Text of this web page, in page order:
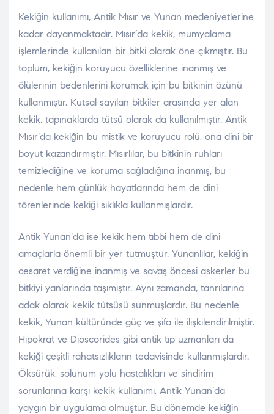
Kekiğin kullanımı, Antik Mısır ve Yunan medeniyetlerine
kadar dayanmaktadır. Mısır’da kekik, mumyalama
işlemlerinde kullanılan bir bitki olarak öne çıkmıştır. Bu
toplum, kekiğin koruyucu özelliklerine inanmış ve
ölülerinin bedenlerini korumak için bu bitkinin özünü
kullanmıştır. Kutsal sayılan bitkiler arasında yer alan
kekik, tapınaklarda tütsü olarak da kullanılmıştır. Antik
Mısır’da kekiğin bu mistik ve koruyucu rolü, ona dini bir
boyut kazandırmıştır. Mısırlılar, bu bitkinin ruhları
temizlediğine ve koruma sağladığına inanmış, bu
nedenle hem günlük hayatlarında hem de dini
törenlerinde kekiği sıklıkla kullanmışlardır.
Antik Yunan’da ise kekik hem tıbbi hem de dini
amaçlarla önemli bir yer tutmuştur. Yunanlılar, kekiğin
cesaret verdiğine inanmış ve savaş öncesi askerler bu
bitkiyi yanlarında taşımıştır. Aynı zamanda, tanrılarına
adak olarak kekik tütsüsü sunmuşlardır. Bu nedenle
kekik, Yunan kültüründe güç ve şifa ile ilişkilendirilmiştir.
Hipokrat ve Dioscorides gibi antik tıp uzmanları da
kekiği çeşitli rahatsızlıkların tedavisinde kullanmışlardır.
Öksürük, solunum yolu hastalıkları ve sindirim
sorunlarına karşı kekik kullanımı, Antik Yunan’da
yaygın bir uygulama olmuştur. Bu dönemde kekiğin